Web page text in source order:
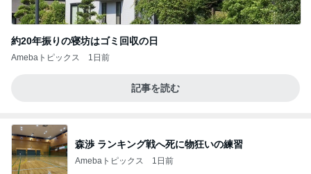
約20年振りの寝坊はゴミ回収の日
Amebaトピックス 1日前
記事を読む
森渉 ランキング戦へ死に物狂いの練習
Amebaトピックス 1日前